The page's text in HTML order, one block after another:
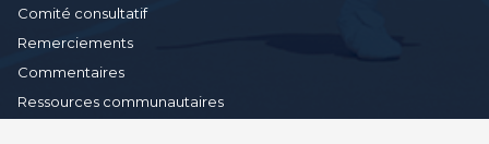
Comité consultatif
Remerciements
Commentaires
Ressources communautaires